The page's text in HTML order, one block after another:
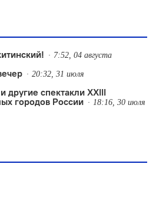
7:52, 04 августа
20:32, 31 июля
другие спектакли XXIII
городов России
18:16, 30 июля